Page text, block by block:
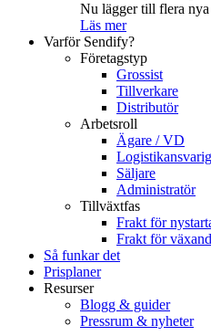
Nu lägger till flera
Läs mer
Varför Sendify?
Företagstyp
Grossist
Tillverkare
Distributör
Arbetsroll
Ägare / VD
Logistikansvarig
Säljare
Administratör
Tillväxtfas
Frakt för
Frakt för
Så funkar det
Prisplaner
Resurser
Blogg & guider
Pressrum & nyheter